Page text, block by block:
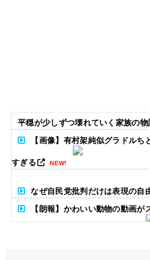
平穏が少しずつ壊れていく家族の物
【画像】有村架純似グラドル
すぎる NEW!
なぜ自民党批判だけは表現の自
【朗報】かわいい動物の動画